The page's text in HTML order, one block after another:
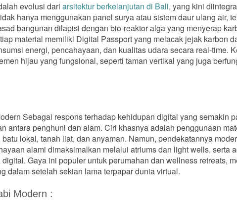
evolusi dari arsitektur berkelanjutan di Bali, yang kini
hanya menggunakan panel surya atau sistem daur ulang air,
bangunan dilapisi dengan bio-reaktor alga yang menyerap
material memiliki Digital Passport yang melacak jejak karbon
energi, pencahayaan, dan kualitas udara secara real-time.
hijau yang fungsional, seperti taman vertikal yang juga
Sebagai respons terhadap kehidupan digital yang semakin
antara penghuni dan alam. Ciri khasnya adalah penggunaan
lokal, tanah liat, dan anyaman. Namun, pendekatannya
alami dimaksimalkan melalui atriums dan light wells, serta
Gaya ini populer untuk perumahan dan wellness retreats,
dalam setelah sekian lama terpapar dunia virtual.
Modern :